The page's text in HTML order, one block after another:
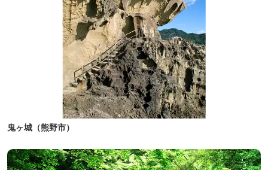
鬼ヶ城（熊野市）